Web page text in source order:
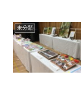
未分類